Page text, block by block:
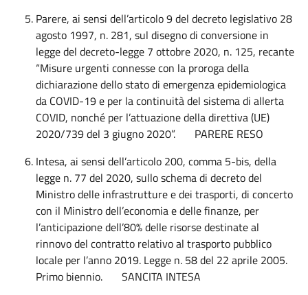
Parere, ai sensi dell’articolo 9 del decreto legislativo 28
agosto 1997, n. 281, sul disegno di conversione in
legge del decreto-legge 7 ottobre 2020, n. 125, recante
“Misure urgenti connesse con la proroga della
dichiarazione dello stato di emergenza epidemiologica
da COVID-19 e per la continuità del sistema di allerta
COVID, nonché per l’attuazione della direttiva (UE)
2020/739 del 3 giugno 2020”. PARERE RESO
Intesa, ai sensi dell’articolo 200, comma 5-bis, della
legge n. 77 del 2020, sullo schema di decreto del
Ministro delle infrastrutture e dei trasporti, di concerto
con il Ministro dell’economia e delle finanze, per
l’anticipazione dell’80% delle risorse destinate al
rinnovo del contratto relativo al trasporto pubblico
locale per l’anno 2019. Legge n. 58 del 22 aprile 2005.
Primo biennio. SANCITA INTESA